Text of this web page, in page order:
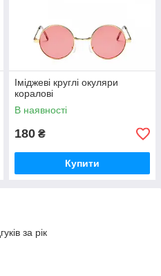
Іміджеві круглі окуляри
коралові
В наявності
180 ₴
Купити
за рік